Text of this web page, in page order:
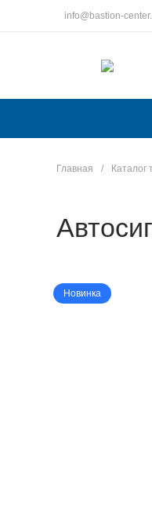
info@bastion-
Главная / Каталог
Новинка